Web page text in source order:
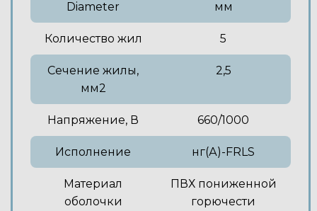
Diameter
мм
Количество жил 5
Сечение жилы,
мм2
2,5
Напряжение, В 660/1000
Исполнение нг(А)-FRLS
Материал
оболочки
ПВХ пониженной
горючести